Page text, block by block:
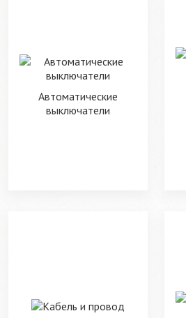
Автоматические
выключатели